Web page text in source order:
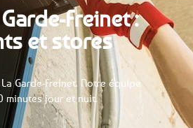
Freinet :
et stores
Garde-Freinet. Notre équipe
minutes jour et nuit.